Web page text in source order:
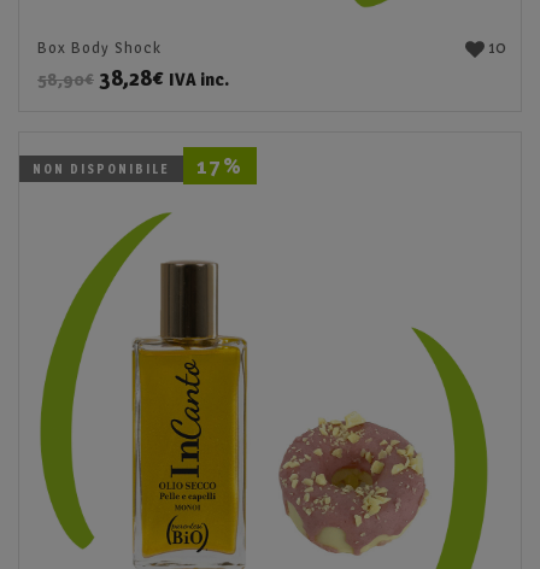
10
Box Body Shock
58,90€ 38,28€ IVA inc.
NON DISPONIBILE 17%